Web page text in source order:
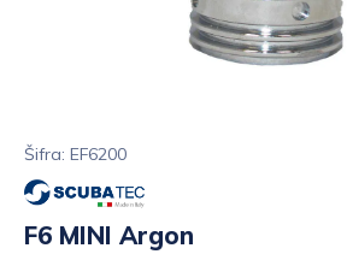
Šifra: EF6200
F6 MINI Argon